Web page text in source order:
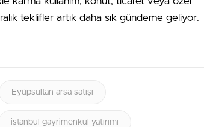
teklifler artık daha sık gündeme geliyor.
Eyüpsultan arsa satışı
istanbul gayrimenkul yatırımı